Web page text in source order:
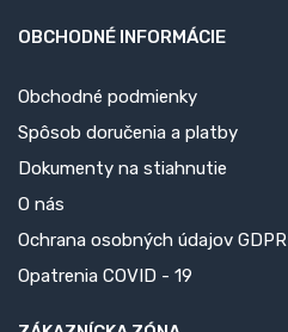
OBCHODNÉ INFORMÁCIE
Obchodné podmienky
Spôsob doručenia a platby
Dokumenty na stiahnutie
O nás
Ochrana osobných údajov GDPR
Opatrenia COVID - 19